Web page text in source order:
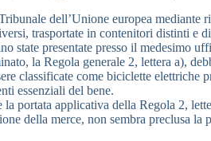
dell’Unione europea
trasportate in contenitori distinti e
state presentate presso il medesimo
la Regola generale 2, lettera a),
classificate come biciclette
essenziali del bene.
portata applicativa della Regola 2,
della merce, non sembra preclusa